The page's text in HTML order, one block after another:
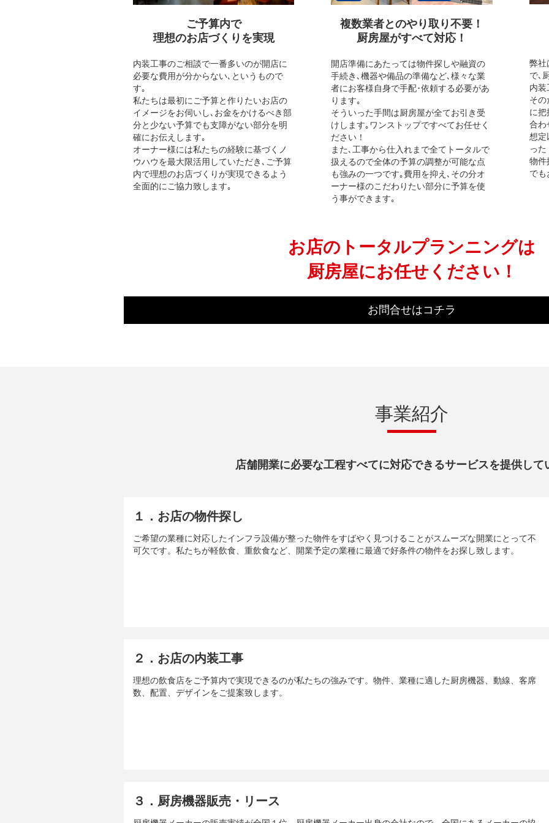
ご予算内で
理想のお店づくりを実現
内装工事のご相談で一番多いのが開店に
必要な費用が分からない､というもので
す｡
私たちは最初にご予算と作りたいお店の
イメージをお伺いし､お金をかけるべき部
分と少ない予算でも支障がない部分を明
確にお伝えします｡
オーナー様には私たちの経験に基づくノ
ウハウを最大限活用していただき､ご予算
内で理想のお店づくりが実現できるよう
全面的にご協力致します｡
複数業者とのやり取り不要！
厨房屋がすべて対応！
開店準備にあたっては物件探しや融資の
手続き､機器や備品の準備など､様々な業
者にお客様自身で手配･依頼する必要があ
ります｡
そういった手間は厨房屋が全てお引き受
けします｡ワンストップですべてお任せく
ださい！
また､工事から仕入れまで全てトータルで
扱えるので全体の予算の調整が可能な点
も強みの一つです｡費用を抑え､その分オ
ーナー様のこだわりたい部分に予算を使
う事ができます｡
弊社
で､
内装
その
に把
合わ
想定
っ
物件
でも
お店のトータルプランニングは
厨房屋にお任せください！
お問合せはコチラ
事業紹介
店舗開業に必要な工程すべてに対応できるサービスを提供して
１．お店の物件探し
ご希望の業種に対応したインフラ設備が整った物件をすばやく見つけることがスムーズな開業にとって不
可欠です。私たちが軽飲食、重飲食など、開業予定の業種に最適で好条件の物件をお探し致します。
２．お店の内装工事
理想の飲食店をご予算内で実現できるのが私たちの強みです。物件、業種に適した厨房機器、動線、客席
数、配置、デザインをご提案致します。
３．厨房機器販売・リース